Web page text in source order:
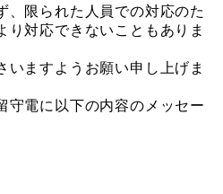
、限られた人員での対応のた
り対応できないこともありま
いますようお願い申し上げま
守電に以下の内容のメッセー